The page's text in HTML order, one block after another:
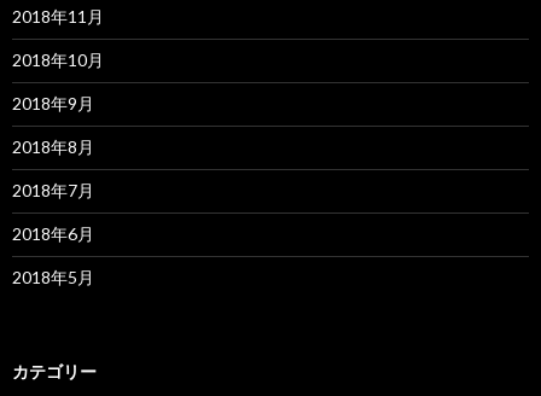
2018年11月
2018年10月
2018年9月
2018年8月
2018年7月
2018年6月
2018年5月
カテゴリー